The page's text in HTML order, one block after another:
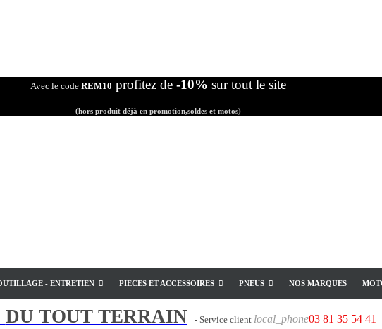
Avec le code REM10 profitez de -10% sur tout le site
(hors produit déjà en promotion,soldes et motos)
- ENTRETIEN PIECES ET ACCESSOIRES PNEUS NOS MARQUES
DU TOUT TERRAIN - Service client local_phone03 81 35 54 41